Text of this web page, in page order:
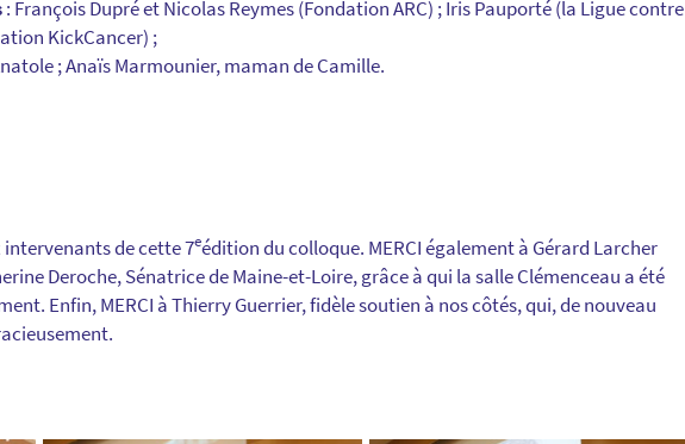
: François Dupré et Nicolas Reymes (Fondation ARC) ; Iris Pauporté (la Ligue contre
KickCancer) ;
; Anaïs Marmounier, maman de Camille.
de cette 7eédition du colloque. MERCI également à Gérard Larcher
Deroche, Sénatrice de Maine-et-Loire, grâce à qui la salle Clémenceau a été
Enfin, MERCI à Thierry Guerrier, fidèle soutien à nos côtés, qui, de nouveau